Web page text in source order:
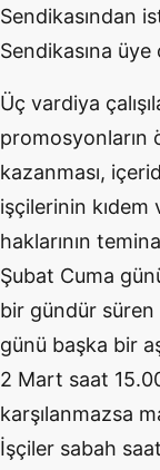
Sendikasından
Sendikasına üye
Üç vardiya
promosyonların
kazanması,
işçilerinin
haklarının
Şubat Cuma
bir gündür süren
günü başka bir
2 Mart saat
karşılanmazsa
İşçiler sabah